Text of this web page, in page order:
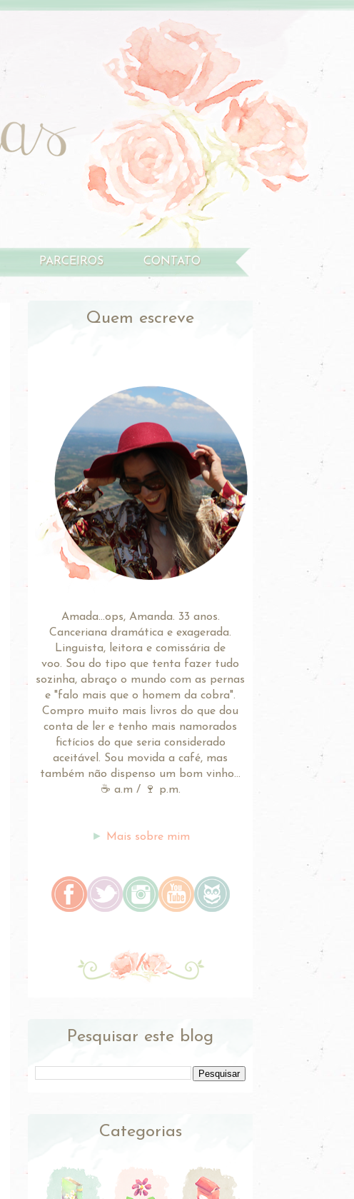
PARCEIROS CONTATO
Quem escreve
Amada...ops, Amanda. 33 anos.
Canceriana dramática e exagerada.
Linguista, leitora e comissária de
voo. Sou do tipo que tenta fazer tudo
sozinha, abraço o mundo com as pernas
e "falo mais que o homem da cobra".
Compro muito mais livros do que dou
conta de ler e tenho mais namorados
fictícios do que seria considerado
aceitável. Sou movida a café, mas
também não dispenso um bom vinho...
☕ a.m / 🍷 p.m.
► Mais sobre mim
Pesquisar este blog
Categorias